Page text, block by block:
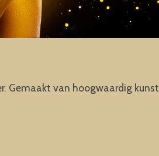
Gemaakt van hoogwaardig